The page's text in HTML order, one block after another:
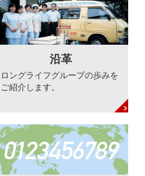
沿革
ロングライフグループの歩みを
ご紹介します。